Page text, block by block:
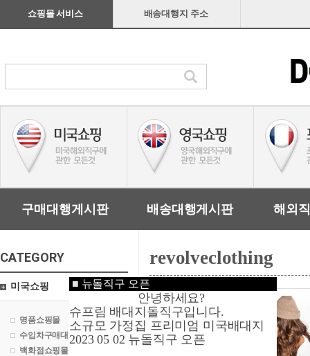
■ 뉴돌직구 오픈
안녕하세요?
슈프림 배대지돌직구입니다.
소규모 가정집 프리미엄 미국배대지
2023 05 02 뉴돌직구 오픈
쇼핑몰 서비스 배송대행지 주소
구매대행게시판 배송대행게시판 해외
CATEGORY
미국쇼핑
명품쇼핑몰
수입차구매대행
백화점쇼핑몰
revolveclothing